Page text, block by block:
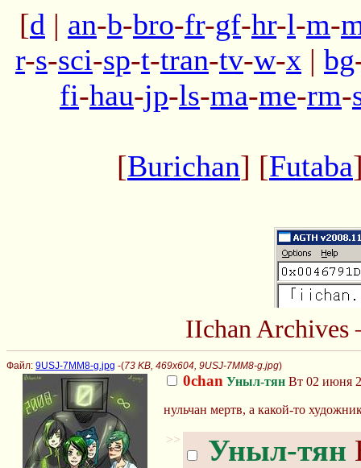
[d | an-b-bro-fr-gf-hr-l-m-
r-s-sci-sp-t-tran-tv-w-x | bg
fi-hau-jp-ls-ma-me-rm-
[Burichan] [Futaba
IIchan
Файл: 9USJ-7MM8-g.jpg -(73 KB, 469x604, 9USJ-7MM8-g.jpg)
0chan Уныл-тян Вт 02 июня
нульчан мертв, а какой-то
>> Уныл-тян